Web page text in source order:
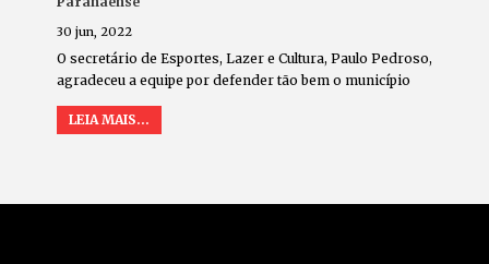
30 jun, 2022
O secretário de Esportes, Lazer e Cultura, Paulo Pedroso,
agradeceu a equipe por defender tão bem o município
LEIA MAIS...